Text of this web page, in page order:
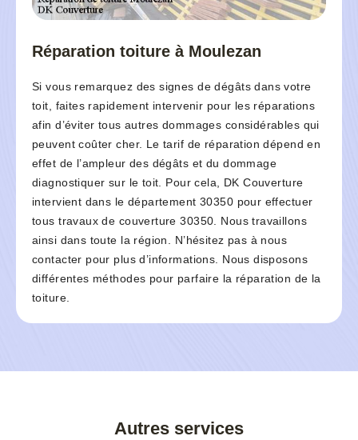
Réparation toiture à Moulezan
Si vous remarquez des signes de dégâts dans votre
toit, faites rapidement intervenir pour les réparations
afin d’éviter tous autres dommages considérables qui
peuvent coûter cher. Le tarif de réparation dépend en
effet de l’ampleur des dégâts et du dommage
diagnostiquer sur le toit. Pour cela, DK Couverture
intervient dans le département 30350 pour effectuer
tous travaux de couverture 30350. Nous travaillons
ainsi dans toute la région. N’hésitez pas à nous
contacter pour plus d’informations. Nous disposons
différentes méthodes pour parfaire la réparation de la
toiture.
Autres services